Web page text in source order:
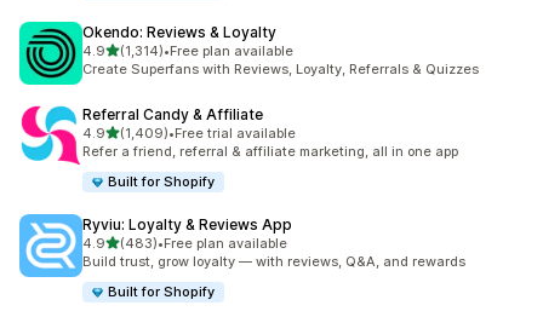
Okendo: Reviews & Loyalty
4.95つ星中
(1,314)
合計レビュー数：1314件
•Free plan available
Create Superfans with Reviews, Loyalty, Referrals & Quizzes
Referral Candy & Affiliate
4.95つ星中
(1,409)
合計レビュー数：1409件
•Free trial available
Refer a friend, referral & affiliate marketing, all in one app
Built for Shopify
Ryviu: Loyalty & Reviews App
4.95つ星中
(483)
合計レビュー数：483件
•Free plan available
Build trust, grow loyalty — with reviews, Q&A, and rewards
Built for Shopify